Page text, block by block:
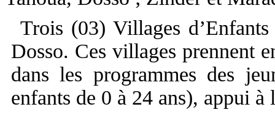
Trois (03) Villages
Dosso. Ces villages prennent
dans les programmes des
enfants de 0 à 24 ans), appui